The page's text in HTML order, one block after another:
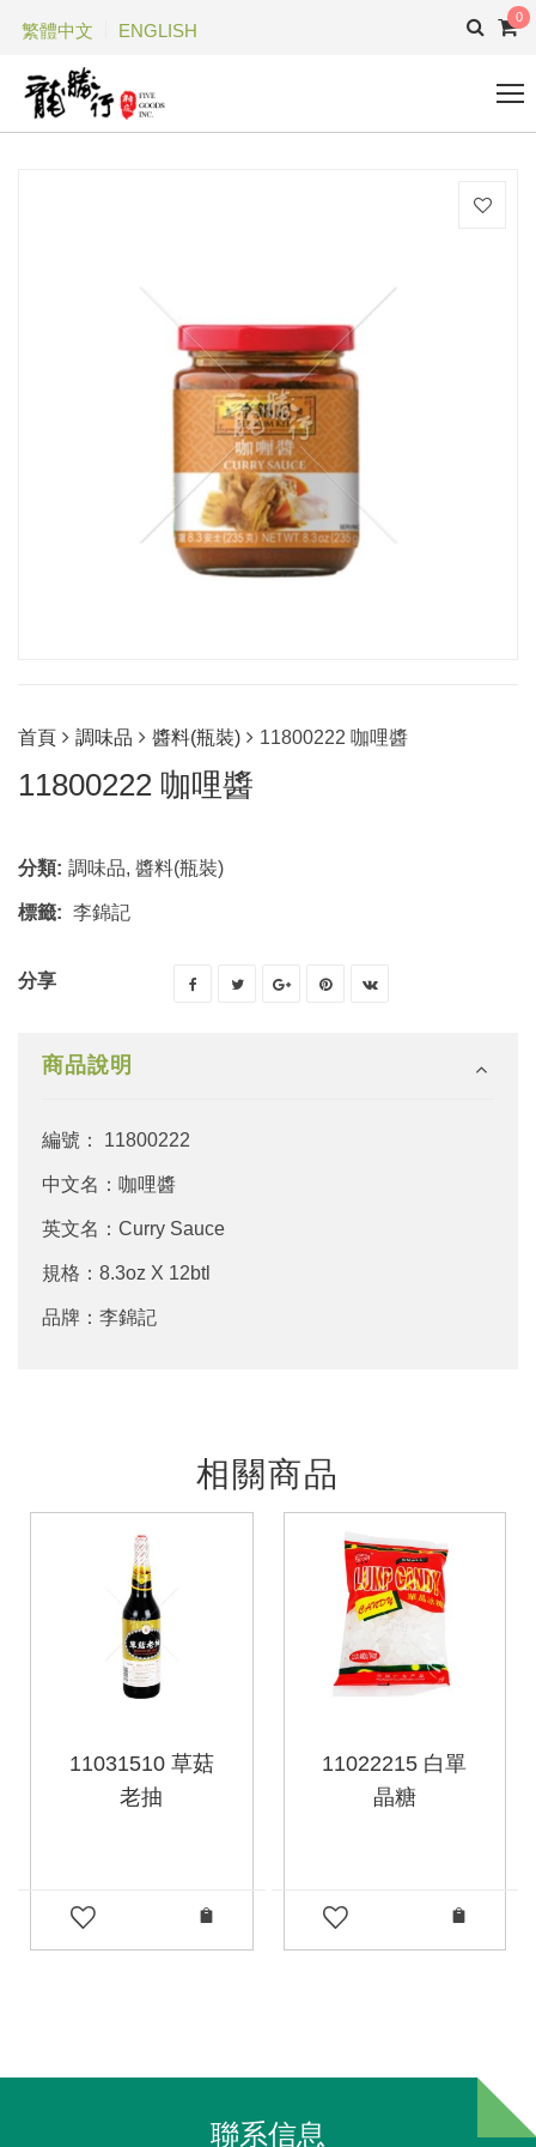
繁體中文 ENGLISH
0
首頁 調味品 醬料(瓶裝) 11800222 咖哩醬
11800222 咖哩醬
分類: 調味品, 醬料(瓶裝)
標籤: 李錦記
分享
商品說明
編號： 11800222
中文名：咖哩醬
英文名：Curry Sauce
規格：8.3oz X 12btl
品牌：李錦記
相關商品
11031510 草菇
老抽
11022215 白單
晶糖
聯系信息